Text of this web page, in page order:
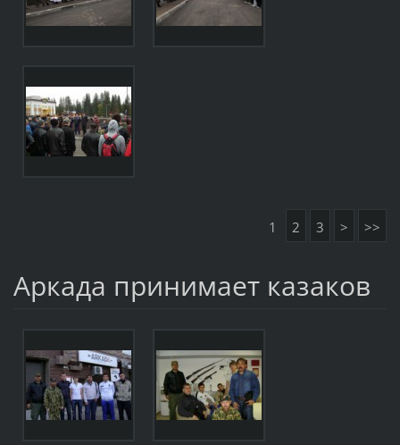
1 2 3 > >>
Аркада принимает казаков